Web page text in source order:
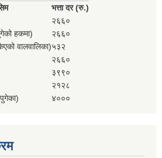
भत्ता दर (रु.)
२६६०
हकमा)
२६६०
वालवालिका)५३२
२६६०
३९९०
२१२८
४०००